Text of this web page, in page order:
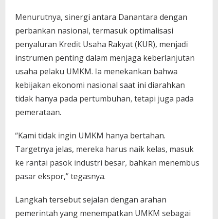
Menurutnya, sinergi antara Danantara dengan
perbankan nasional, termasuk optimalisasi
penyaluran Kredit Usaha Rakyat (KUR), menjadi
instrumen penting dalam menjaga keberlanjutan
usaha pelaku UMKM. Ia menekankan bahwa
kebijakan ekonomi nasional saat ini diarahkan
tidak hanya pada pertumbuhan, tetapi juga pada
pemerataan.
“Kami tidak ingin UMKM hanya bertahan.
Targetnya jelas, mereka harus naik kelas, masuk
ke rantai pasok industri besar, bahkan menembus
pasar ekspor,” tegasnya.
Langkah tersebut sejalan dengan arahan
pemerintah yang menempatkan UMKM sebagai